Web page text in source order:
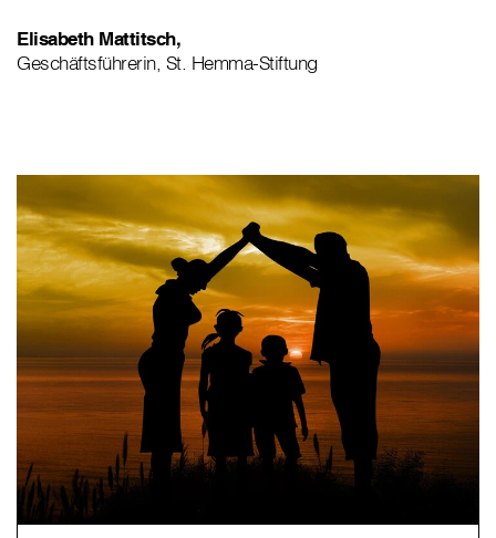
Elisabeth Mattitsch,
Geschäftsführerin, St. Hemma-Stiftung